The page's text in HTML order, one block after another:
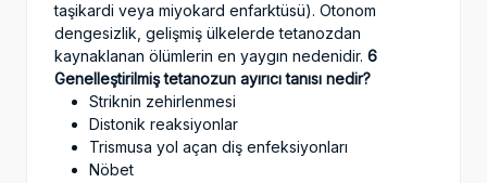
taşikardi veya miyokard enfarktüsü). Otonom
dengesizlik, gelişmiş ülkelerde tetanozdan
kaynaklanan ölümlerin en yaygın nedenidir. 6
Genelleştirilmiş tetanozun ayırıcı tanısı nedir?
Striknin zehirlenmesi
Distonik reaksiyonlar
Trismusa yol açan diş enfeksiyonları
Nöbet